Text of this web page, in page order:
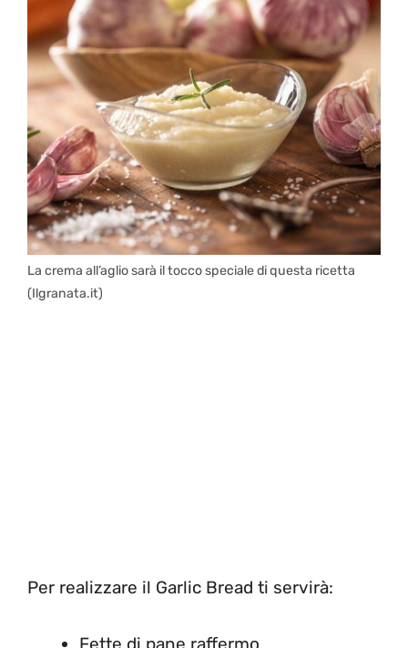
La crema all’aglio sarà il tocco speciale di questa ricetta
(Ilgranata.it)
Per realizzare il Garlic Bread ti servirà: